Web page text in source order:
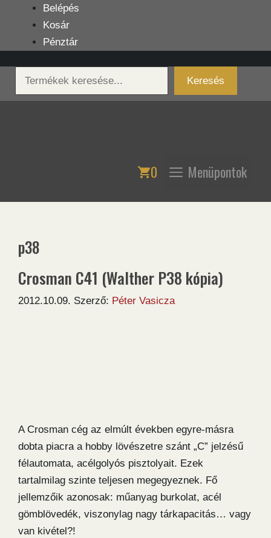
tartalomba
Belépés
Kosár
Pénztár
Keresés
Keresés
0 Menüpontok
p38
Crosman C41 (Walther P38 kópia)
2012.10.09. Szerző: Péter Vasicza
A Crosman cég az elmúlt években egyre-másra
dobta piacra a hobby lövészetre szánt „C” jelzésű
félautomata, acélgolyós pisztolyait. Ezek
tartalmilag szinte teljesen megegyeznek. Fő
jellemzőik azonosak: műanyag burkolat, acél
gömblövedék, viszonylag nagy tárkapacitás… vagy
van kivétel?!